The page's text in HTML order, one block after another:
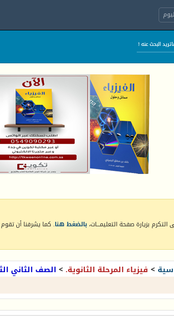
بزيارة صفحة التعليمـــات، بالضغط هنا. كما يشرفنا أن تقوم
> فيزياء المرحلة الثانوية. > الصف الثاني